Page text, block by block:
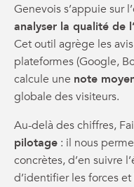
Genevois s’appuie sur
analyser la qualité de
Cet outil agrège les
plateformes (Google,
calcule une note
globale des visiteurs.
Au-delà des chiffres,
pilotage : il nous
concrètes, d’en suivre
d’identifier les forces